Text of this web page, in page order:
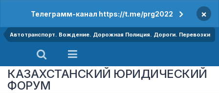
Телеграмм-канал https://t.me/prg2022 ×
Автотранспорт. Вождение. Дорожная Полиция. Дороги. Перевозки
КАЗАХСТАНСКИЙ ЮРИДИЧЕСКИЙ
ФОРУМ